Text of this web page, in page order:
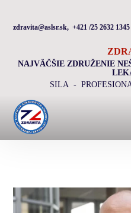
zdravita@aslsr.sk, +421 /25 2632 1345
NAJVÄČŠIE ZDRUŽENIE
SILA -